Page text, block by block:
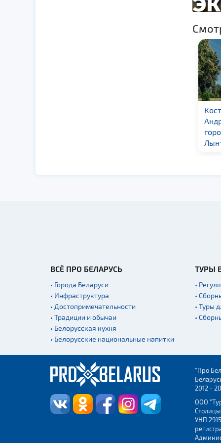
ВСЁ ПРО БЕЛАРУСЬ
• Города Беларуси
• Инфраструктура
• Достопримечательности
• Традиции и обычаи
• Белорусская кухня
• Белорусские национальные напитки
ТУРЫ
•
•
• Туры
•
"Про
2012 -
ООО
УНП